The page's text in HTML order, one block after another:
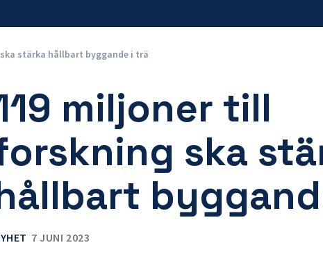
stärka hållbart byggande i trä
miljoner till
ska
7 JUNI 2023